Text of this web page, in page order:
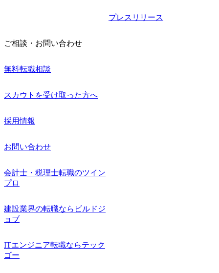
プレスリリース
ご相談・お問い合わせ
無料転職相談
スカウトを受け取った方へ
採用情報
お問い合わせ
会計士・税理士転職のツイン
プロ
建設業界の転職ならビルドジ
ョブ
ITエンジニア転職ならテック
ゴー